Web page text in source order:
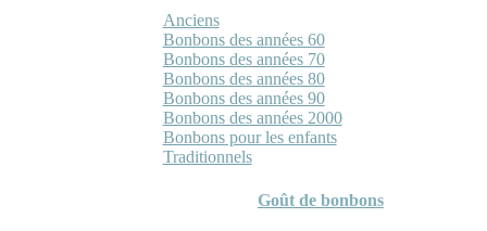
Anciens
Bonbons des années 60
Bonbons des années 70
Bonbons des années 80
Bonbons des années 90
Bonbons des années 2000
Bonbons pour les enfants
Traditionnels
Goût de bonbons